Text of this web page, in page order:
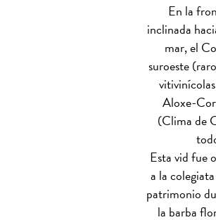
En la
inclinada
mar, el
suroeste
Aloxe-
(Clima de
Esta vid fue
a la
patrimonio
la barba